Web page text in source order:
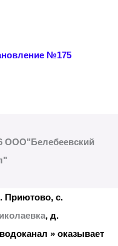
№175
ООО"Белебеевский
Приютово, с.
, д.
» оказывает